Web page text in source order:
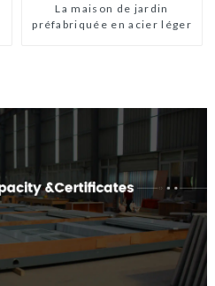
La maison de jardin
préfabriquée en acier léger